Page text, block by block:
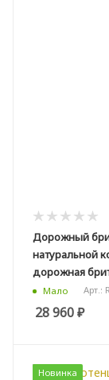
Дорожный
натуральной
дорожная
Мало Арт.:
28 960₽
Новинка